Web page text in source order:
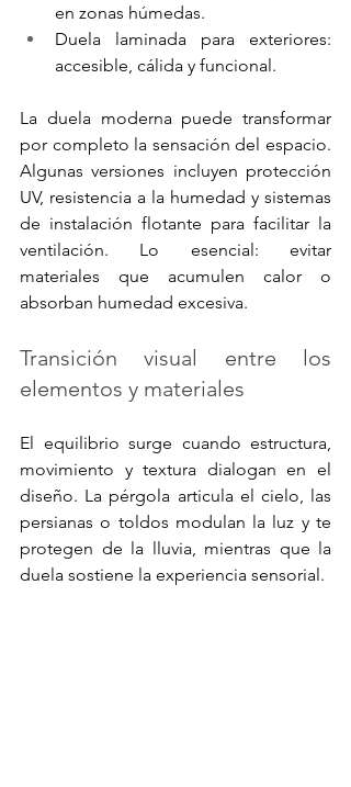
en zonas húmedas.
Duela laminada para exteriores:
accesible, cálida y funcional.
La duela moderna puede transformar
por completo la sensación del espacio.
Algunas versiones incluyen protección
UV, resistencia a la humedad y sistemas
de instalación flotante para facilitar la
ventilación. Lo esencial: evitar
materiales que acumulen calor o
absorban humedad excesiva.
Transición visual entre los
elementos y materiales
El equilibrio surge cuando estructura,
movimiento y textura dialogan en el
diseño. La pérgola articula el cielo, las
persianas o toldos modulan la luz y te
protegen de la lluvia, mientras que la
duela sostiene la experiencia sensorial.